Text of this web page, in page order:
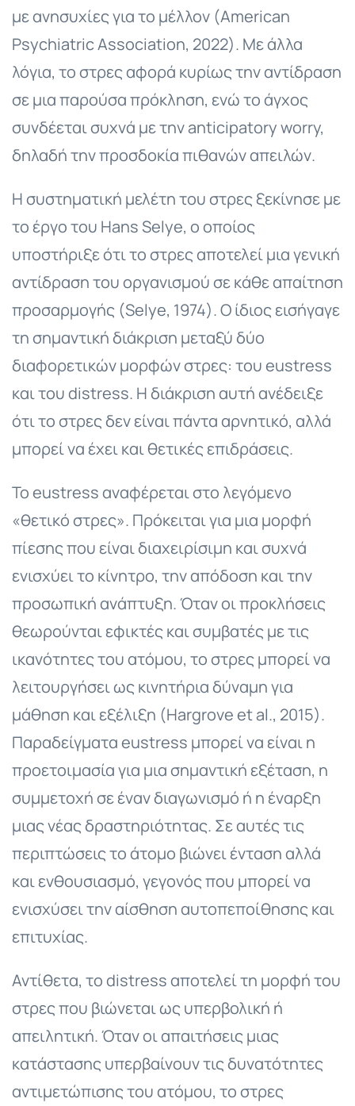
με ανησυχίες για το μέλλον (American
Psychiatric Association, 2022). Με άλλα
λόγια, το στρες αφορά κυρίως την αντίδραση
σε μια παρούσα πρόκληση, ενώ το άγχος
συνδέεται συχνά με την anticipatory worry,
δηλαδή την προσδοκία πιθανών απειλών.
Η συστηματική μελέτη του στρες ξεκίνησε με
το έργο του Hans Selye, ο οποίος
υποστήριξε ότι το στρες αποτελεί μια γενική
αντίδραση του οργανισμού σε κάθε απαίτηση
προσαρμογής (Selye, 1974). Ο ίδιος εισήγαγε
τη σημαντική διάκριση μεταξύ δύο
διαφορετικών μορφών στρες: του eustress
και του distress. Η διάκριση αυτή ανέδειξε
ότι το στρες δεν είναι πάντα αρνητικό, αλλά
μπορεί να έχει και θετικές επιδράσεις.
Το eustress αναφέρεται στο λεγόμενο
«θετικό στρες». Πρόκειται για μια μορφή
πίεσης που είναι διαχειρίσιμη και συχνά
ενισχύει το κίνητρο, την απόδοση και την
προσωπική ανάπτυξη. Όταν οι προκλήσεις
θεωρούνται εφικτές και συμβατές με τις
ικανότητες του ατόμου, το στρες μπορεί να
λειτουργήσει ως κινητήρια δύναμη για
μάθηση και εξέλιξη (Hargrove et al., 2015).
Παραδείγματα eustress μπορεί να είναι η
προετοιμασία για μια σημαντική εξέταση, η
συμμετοχή σε έναν διαγωνισμό ή η έναρξη
μιας νέας δραστηριότητας. Σε αυτές τις
περιπτώσεις το άτομο βιώνει ένταση αλλά
και ενθουσιασμό, γεγονός που μπορεί να
ενισχύσει την αίσθηση αυτοπεποίθησης και
επιτυχίας.
Αντίθετα, το distress αποτελεί τη μορφή του
στρες που βιώνεται ως υπερβολική ή
απειλητική. Όταν οι απαιτήσεις μιας
κατάστασης υπερβαίνουν τις δυνατότητες
αντιμετώπισης του ατόμου, το στρες